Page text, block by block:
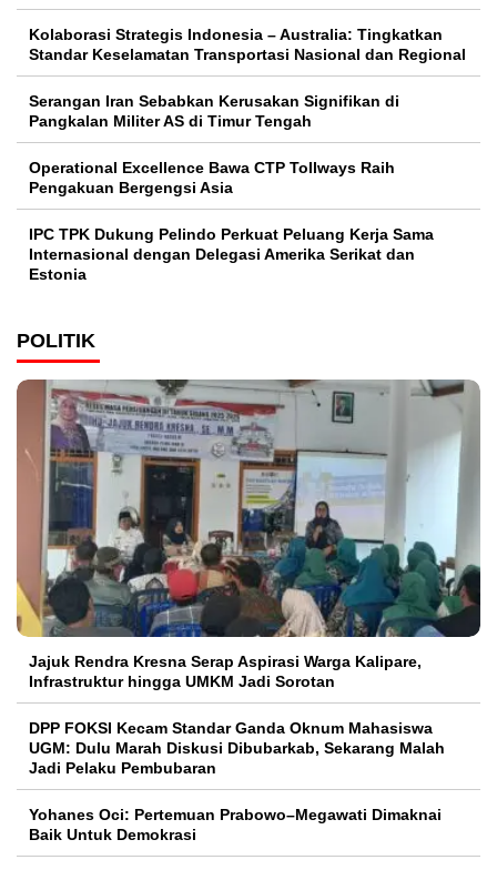
Kolaborasi Strategis Indonesia – Australia: Tingkatkan
Standar Keselamatan Transportasi Nasional dan Regional
Serangan Iran Sebabkan Kerusakan Signifikan di
Pangkalan Militer AS di Timur Tengah
Operational Excellence Bawa CTP Tollways Raih
Pengakuan Bergengsi Asia
IPC TPK Dukung Pelindo Perkuat Peluang Kerja Sama
Internasional dengan Delegasi Amerika Serikat dan
Estonia
POLITIK
Jajuk Rendra Kresna Serap Aspirasi Warga Kalipare,
Infrastruktur hingga UMKM Jadi Sorotan
DPP FOKSI Kecam Standar Ganda Oknum Mahasiswa
UGM: Dulu Marah Diskusi Dibubarkab, Sekarang Malah
Jadi Pelaku Pembubaran
Yohanes Oci: Pertemuan Prabowo–Megawati Dimaknai
Baik Untuk Demokrasi